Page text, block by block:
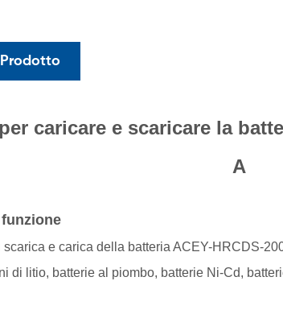
caricare e scaricare la
A
scarica e carica della batteria ACEY-HRCDS-
di litio, batterie al piombo, batterie Ni-Cd,